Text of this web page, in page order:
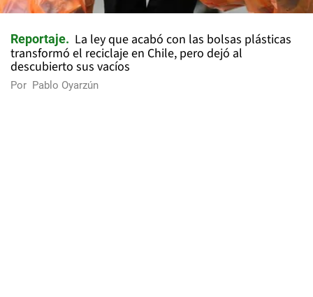
Reportaje
La ley que acabó con las bolsas plásticas
transformó el reciclaje en Chile, pero dejó al
descubierto sus vacíos
Por Pablo Oyarzún